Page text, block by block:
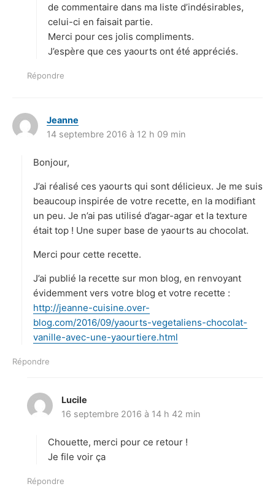
de commentaire dans ma liste d’indésirables,
celui-ci en faisait partie.
Merci pour ces jolis compliments.
J’espère que ces yaourts ont été appréciés.
Répondre
Jeanne
i
14 septembre 2016 à 12 h 09 min
Bonjour,
J’ai réalisé ces yaourts qui sont délicieux. Je me suis
beaucoup inspirée de votre recette, en la modifiant
un peu. Je n’ai pas utilisé d’agar-agar et la texture
était top ! Une super base de yaourts au chocolat.
Merci pour cette recette.
J’ai publié la recette sur mon blog, en renvoyant
évidemment vers votre blog et votre recette :
http://jeanne-cuisine.over-
blog.com/2016/09/yaourts-vegetaliens-chocolat-
vanille-avec-une-yaourtiere.html
Répondre
Lucile
i
:
16 septembre 2016 à 14 h 42 min
Chouette, merci pour ce retour !
Je file voir ça
Répondre